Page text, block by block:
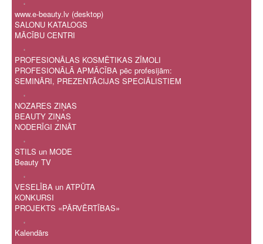
www.e-beauty.lv (desktop)
SALONU KATALOGS
MĀCĪBU CENTRI
.
PROFESIONĀLAS KOSMĒTIKAS ZĪMOLI
PROFESIONĀLĀ APMĀCĪBA pēc profesijām:
SEMINĀRI, PREZENTĀCIJAS SPECIĀLISTIEM
.
NOZARES ZIŅAS
BEAUTY ZIŅAS
NODERĪGI ZINĀT
.
STILS un MODE
Beauty TV
.
VESELĪBA un ATPŪTA
KONKURSI
PROJEKTS «PĀRVĒRTĪBAS»
.
Kalendārs